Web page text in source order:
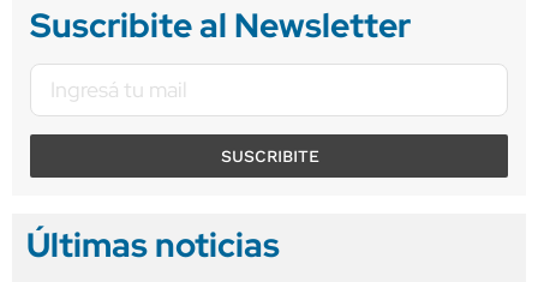
Suscribite al Newsletter
SUSCRIBITE
Últimas noticias